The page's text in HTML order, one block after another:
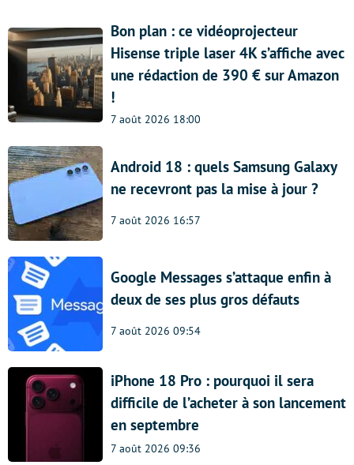
Bon plan : ce vidéoprojecteur
Hisense triple laser 4K s’affiche avec
une rédaction de 390 € sur Amazon
!
7 août 2026 18:00
Android 18 : quels Samsung Galaxy
ne recevront pas la mise à jour ?
7 août 2026 16:57
Google Messages s’attaque enfin à
deux de ses plus gros défauts
7 août 2026 09:54
iPhone 18 Pro : pourquoi il sera
difficile de l’acheter à son lancement
en septembre
7 août 2026 09:36